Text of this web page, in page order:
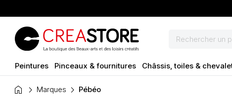
Peintures Pinceaux & fournitures Châssis, toiles &
home Marques Pébéo